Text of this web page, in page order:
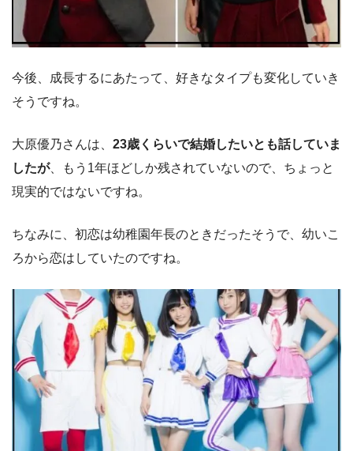
今後、成長するにあたって、好きなタイプも変化していき
そうですね。
大原優乃さんは、 23歳くらいで結婚したいとも話していま
したが、もう1年ほどしか残されていないので、ちょっと
現実的ではないですね。
ちなみに、初恋は幼稚園年長のときだったそうで、幼いこ
ろから恋はしていたのですね。